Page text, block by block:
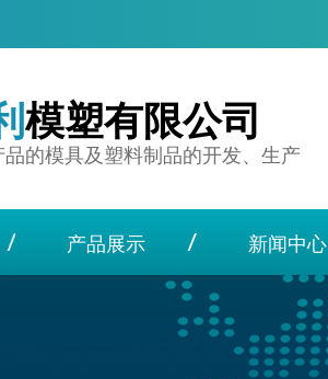
模塑有限公司
的模具及塑料制品的开发、生产
产品展示 新闻中心